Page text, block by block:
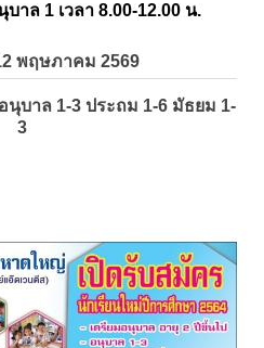
าล 1 เวลา 8.00-12.00 น.
พฤษภาคม 2569
นุบาล 1-3 ประถม 1-6 มัธยม 1-
3